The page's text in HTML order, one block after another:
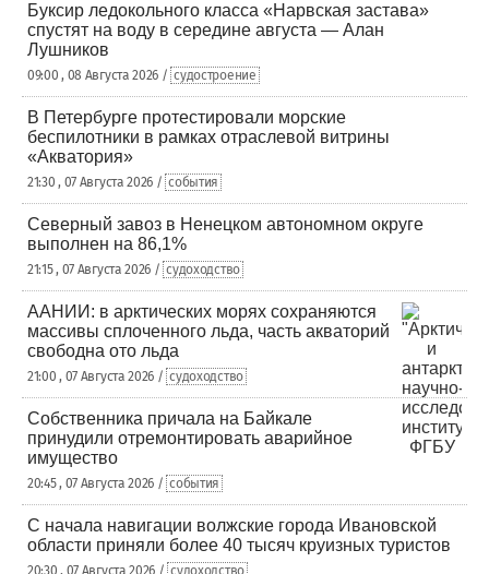
Буксир ледокольного класса «Нарвская застава»
спустят на воду в середине августа — Алан
Лушников
09:00 , 08 Августа 2026 / судостроение
В Петербурге протестировали морские
беспилотники в рамках отраслевой витрины
«Акватория»
21:30 , 07 Августа 2026 / события
Северный завоз в Ненецком автономном округе
выполнен на 86,1%
21:15 , 07 Августа 2026 / судоходство
ААНИИ: в арктических морях сохраняются
массивы сплоченного льда, часть акваторий
свободна ото льда
21:00 , 07 Августа 2026 / судоходство
Собственника причала на Байкале
принудили отремонтировать аварийное
имущество
20:45 , 07 Августа 2026 / события
С начала навигации волжские города Ивановской
области приняли более 40 тысяч круизных туристов
20:30 , 07 Августа 2026 / судоходство